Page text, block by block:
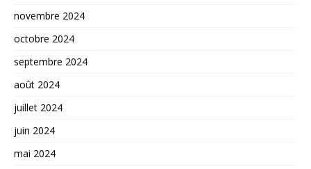
novembre 2024
octobre 2024
septembre 2024
août 2024
juillet 2024
juin 2024
mai 2024